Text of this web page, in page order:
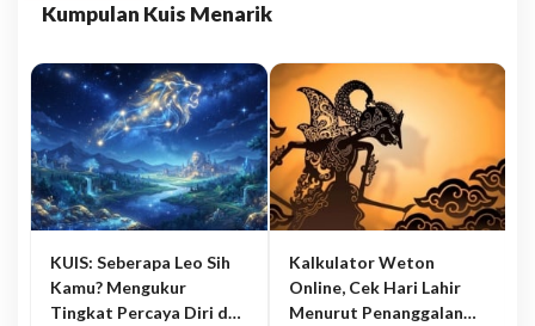
Kumpulan Kuis Menarik
KUIS: Seberapa Leo Sih
Kamu? Mengukur
Tingkat Percaya Diri dan
Kalkulator Weton
Online, Cek Hari Lahir
Menurut Penanggalan